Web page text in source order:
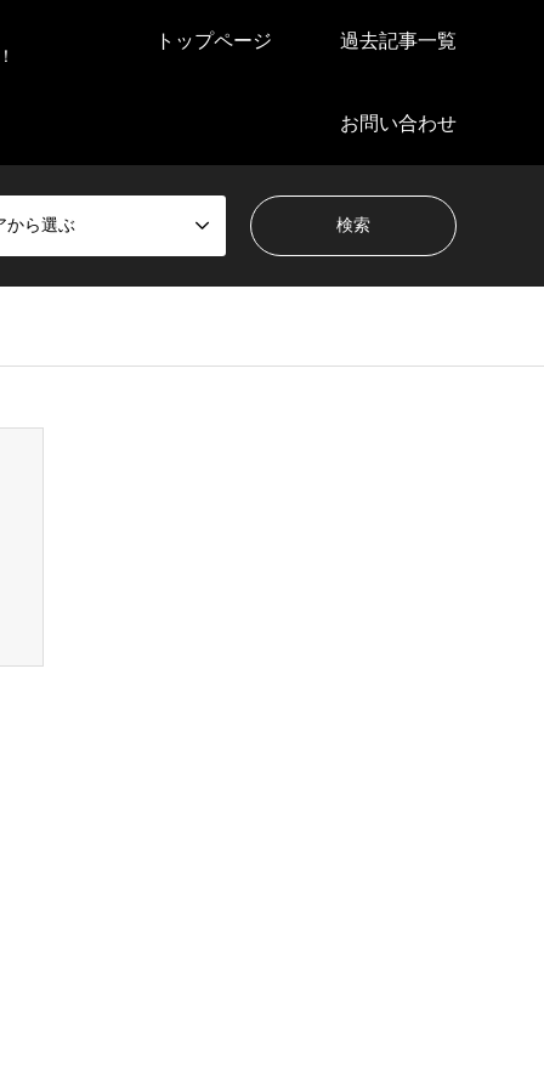
トップページ 過去記事一覧
お問い合わせ
から選ぶ